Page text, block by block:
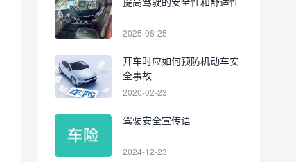
2025-08-25
开车时应如何预防机动车安
全事故
2020-02-23
驾驶安全宣传语
2024-12-23